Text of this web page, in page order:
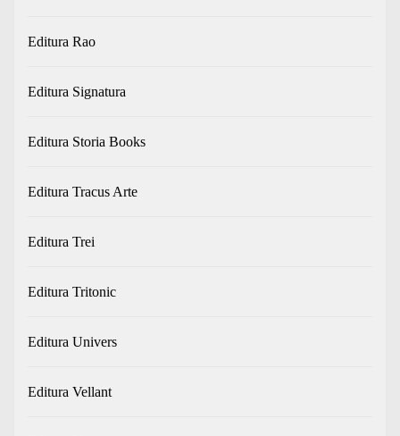
Editura Rao
Editura Signatura
Editura Storia Books
Editura Tracus Arte
Editura Trei
Editura Tritonic
Editura Univers
Editura Vellant